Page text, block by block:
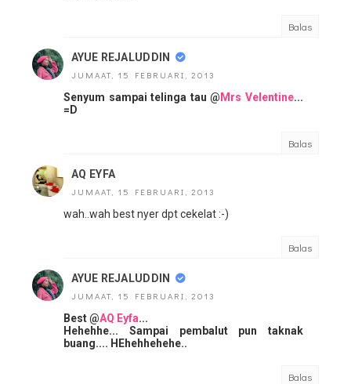
Balas
AYUE REJALUDDIN
JUMAAT, 15 FEBRUARI, 2013
Senyum sampai telinga tau @ Mrs Velentine...
=D
Balas
AQ EYFA
JUMAAT, 15 FEBRUARI, 2013
wah..wah best nyer dpt cekelat :-)
Balas
AYUE REJALUDDIN
JUMAAT, 15 FEBRUARI, 2013
Best @AQ Eyfa...
Hehehhe... Sampai pembalut pun taknak
buang.... HEhehhehehe..
Balas